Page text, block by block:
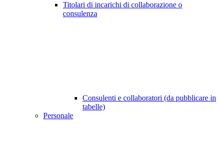
Titolari di incarichi di collaborazione o
consulenza
Consulenti e collaboratori (da pubblicare in
tabelle)
Personale